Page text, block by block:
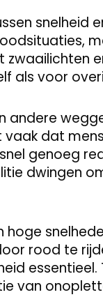
snelheid
als voor
andere
dat
genoeg
dwingen
rood te
van